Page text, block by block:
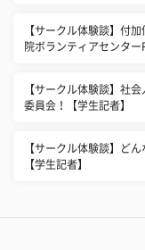
【サークル体験談】付
院ボランティアセンター
【サークル体験談】社
委員会！【学生記者】
【サークル体験談】ど
【学生記者】